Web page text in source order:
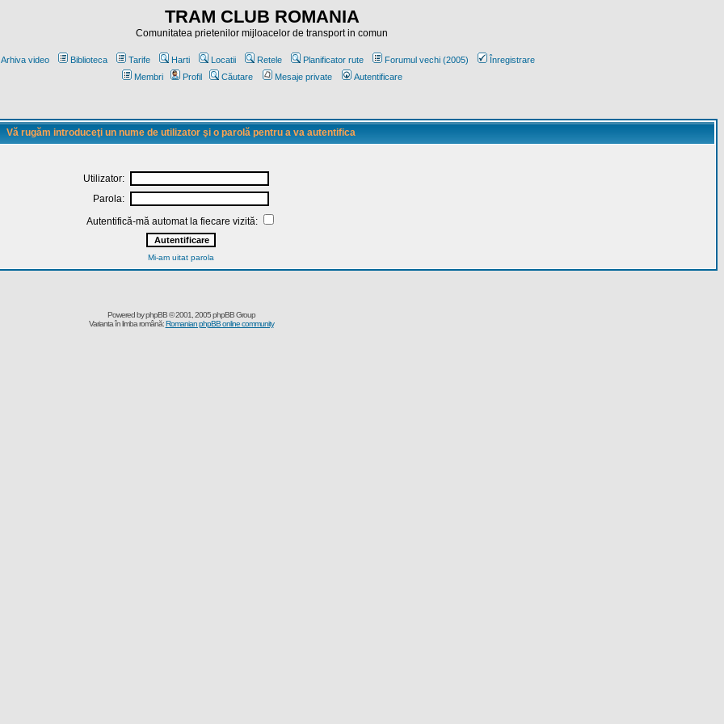
TRAM CLUB ROMANIA
Comunitatea prietenilor mijloacelor de transport in comun
Arhiva video Biblioteca Tarife Harti Locatii Retele Planificator rute Forumul vechi (2005)
Înregistrare
Membri
Profil Căutare Mesaje private Autentificare
Vă rugăm introduceţi un nume de utilizator şi o parolă pentru a va autentifica
Utilizator:
Parola:
Autentifică-mă automat la fiecare vizită:
Mi-am uitat parola
Powered byphpBB© 2001, 2005 phpBB Group
Varianta în limba română:Romanian phpBB online community